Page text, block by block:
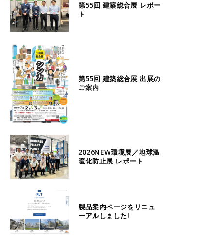
第55回 建築総合展 レポー
ト
第55回 建築総合展 出展の
ご案内
2026NEW環境展／地球温
暖化防止展 レポート
製品案内ページをリニュ
ーアルしました!